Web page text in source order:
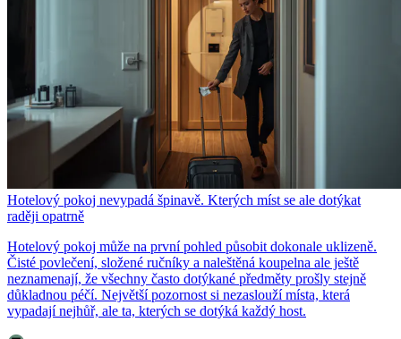
Hotelový pokoj nevypadá špinavě. Kterých míst se ale dotýkat
raději opatrně
Hotelový pokoj může na první pohled působit dokonale uklizeně.
Čisté povlečení, složené ručníky a naleštěná koupelna ale ještě
neznamenají, že všechny často dotýkané předměty prošly stejně
důkladnou péčí. Největší pozornost si nezaslouží místa, která
vypadají nejhůř, ale ta, kterých se dotýká každý host.